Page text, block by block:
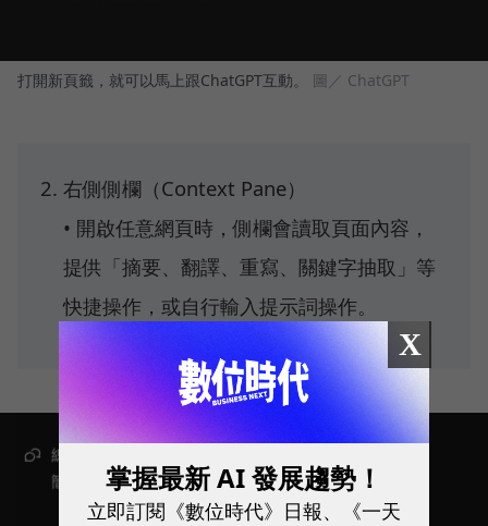
打開新頁籤，就可以馬上跟ChatGPT互動。 圖／ ChatGPT
右側側欄（Context Pane）
• 開啟任意網頁時，側欄會讀取頁面內容，
提供「摘要、翻譯、重寫、關鍵字抽取」等
快捷操作，或自行輸入提示詞操作。
X
掌握最新 AI 發展趨勢！
立即訂閱《數位時代》日報、《一天